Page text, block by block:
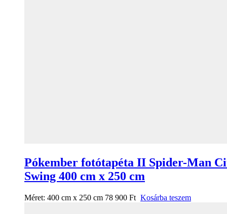
Pókember fotótapéta II Spider-Man
Swing 400 cm x 250 cm
Méret: 400 cm x 250 cm 78 900 Ft Kosárba teszem